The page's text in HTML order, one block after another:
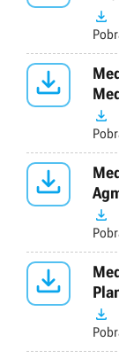






